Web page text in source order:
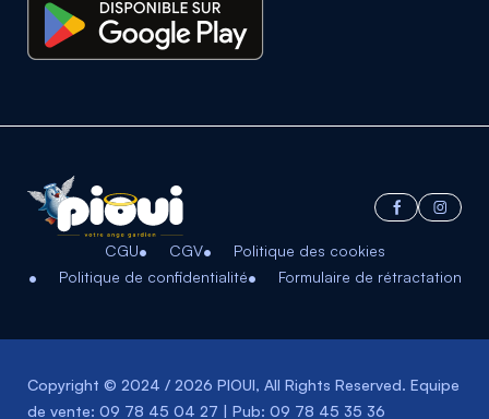
CGU CGV
Politique des cookies
Politique de confidentialité
Formulaire de rétractation
Copyright © 2024 / 2026 PIOUI, All Rights Reserved. Equipe
de vente: 09 78 45 04 27 | Pub: 09 78 45 35 36